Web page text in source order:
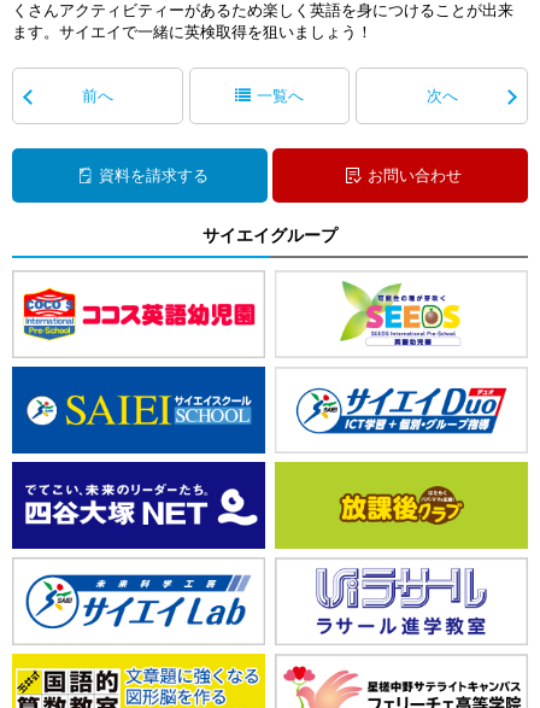
くさんアクティビティーがあるため楽しく英語を身につけることが出来
ます。サイエイで一緒に英検取得を狙いましょう！
前へ 一覧へ 次へ
資料を請求する お問い合わせ
サイエイグループ